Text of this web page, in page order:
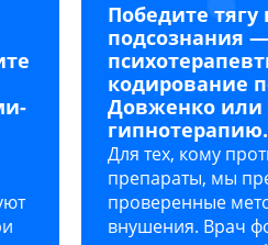
Победите тягу
подсознания
кодирование
Довженко или
гипнотерапию.
Для тех, кому
препараты, мы
проверенные
внушения. Врач